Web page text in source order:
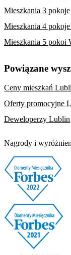
Mieszkania 3
Mieszkania 4
Mieszkania 5 pokoi
Powiązane
Ceny mieszkań
Oferty promocyjne
Deweloperzy Lublin
Nagrody i